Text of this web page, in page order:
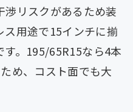
渉リスクがあるため装
用途で15インチに揃
す。195/65R15なら4本
め、コスト面でも大